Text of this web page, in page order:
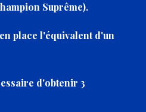
Suprême).
place l'équivalent d'un
d'obtenir 3